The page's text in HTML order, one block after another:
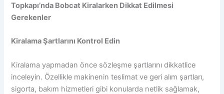
Topkapı’nda Bobcat Kiralarken Dikkat Edilmesi
Gerekenler
Kiralama Şartlarını Kontrol Edin
Kiralama yapmadan önce sözleşme şartlarını dikkatlice
inceleyin. Özellikle makinenin teslimat ve geri alım şartları,
sigorta, bakım hizmetleri gibi konularda netlik sağlamak,